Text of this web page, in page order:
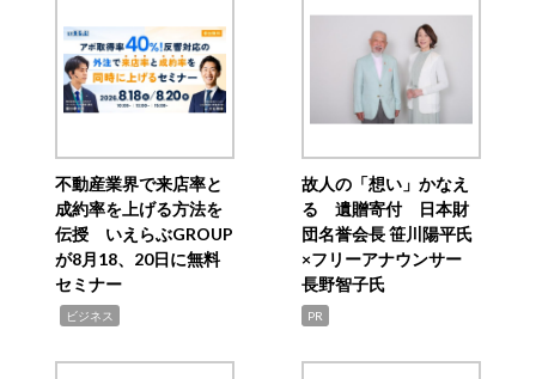
不動産業界で来店率と
成約率を上げる方法を
伝授 いえらぶGROUP
が8月18、20日に無料
セミナー
ビジネス
故人の「想い」かなえ
る 遺贈寄付 日本財
団名誉会長 笹川陽平氏
×フリーアナウンサー
長野智子氏
PR